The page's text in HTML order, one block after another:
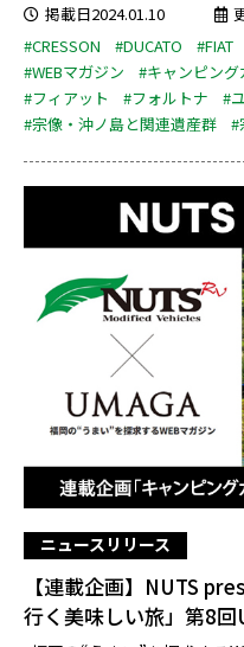
掲載日2024.01.10
#CRESSON
#DUCATO #FIAT
#WEBマガジン
#キャンピン
#フィアット
#フォルトナ #
#宗像・沖ノ島と関連遺産群
#
ニュースリリース
【連載企画】NUTS
行く美味しい旅」第8回